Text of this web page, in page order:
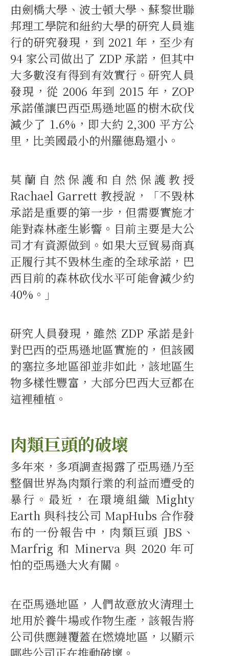
由劍橋大學、波士頓大學、蘇黎世聯
邦理工學院和紐約大學的研究人員進
行的研究發現，到 2021 年，至少有
94 家公司做出了 ZDP 承諾，但其中
大多數沒有得到有效實行。研究人員
發現，從 2006 年到 2015 年，ZOP
承諾僅讓巴西亞馬遜地區的樹木砍伐
減少了 1.6%，即大約 2,300 平方公
里，比美國最小的州羅德島還小。
莫蘭自然保護和自然保護教授
Rachael Garrett 教授說，「不毀林
承諾是重要的第一步，但需要實施才
能對森林產生影響。目前主要是大公
司才有資源做到。如果大豆貿易商真
正履行其不毀林生產的全球承諾，巴
西目前的森林砍伐水平可能會減少約
40%。」
研究人員發現，雖然 ZDP 承諾是針
對巴西的亞馬遜地區實施的，但該國
的塞拉多地區卻並非如此，該地區生
物多樣性豐富，大部分巴西大豆都在
這裡種植。
肉類巨頭的破壞
多年來，多項調查揭露了亞馬遜乃至
整個世界為肉類行業的利益而遭受的
暴行。最近，在環境組織 Mighty
Earth 與科技公司 MapHubs 合作發
布的一份報告中，肉類巨頭 JBS、
Marfrig 和 Minerva 與 2020 年可
怕的亞馬遜大火有關。
在亞馬遜地區，人們故意放火清理土
地用於養牛場或作物生產，該報告將
公司供應鏈覆蓋在燃燒地區，以顯示
哪些公司正在推動破壞。